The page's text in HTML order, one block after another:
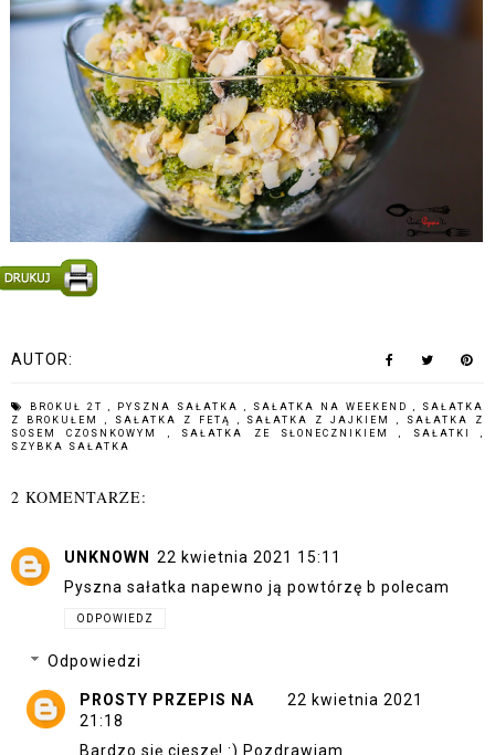
AUTOR:
BROKUŁ 2T , PYSZNA SAŁATKA , SAŁATKA NA WEEKEND , SAŁATKA
Z BROKUŁEM , SAŁATKA Z FETĄ , SAŁATKA Z JAJKIEM, SAŁATKA Z
SOSEM CZOSNKOWYM , SAŁATKA ZE SŁONECZNIKIEM, SAŁATKI ,
SZYBKA SAŁATKA
2 KOMENTARZE:
UNKNOWN
22 kwietnia 2021 15:11
Pyszna sałatka napewno ją powtórzę b polecam
ODPOWIEDZ
Odpowiedzi
PROSTY PRZEPIS NA
22 kwietnia 2021
21:18
Bardzo się cieszę! :) Pozdrawiam